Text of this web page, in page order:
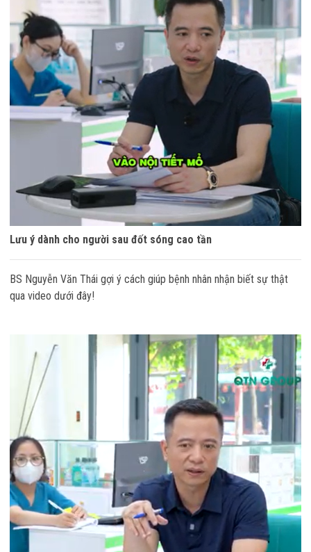
Lưu ý dành cho người sau đốt sóng cao tần
BS Nguyễn Văn Thái gợi ý cách giúp bệnh nhân nhận biết sự thật
qua video dưới đây!